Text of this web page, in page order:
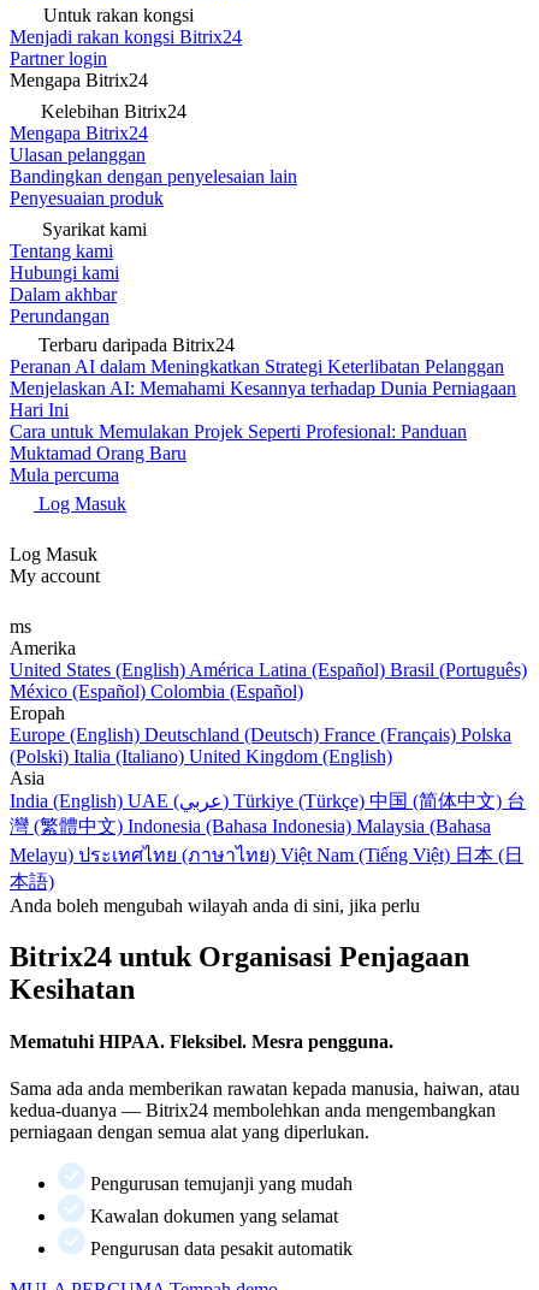
Untuk rakan kongsi
Menjadi rakan kongsi Bitrix24
Partner login
Mengapa Bitrix24
Kelebihan Bitrix24
Mengapa Bitrix24
Ulasan pelanggan
Bandingkan dengan penyelesaian lain
Penyesuaian produk
Syarikat kami
Tentang kami
Hubungi kami
Dalam akhbar
Perundangan
Terbaru daripada Bitrix24
Peranan AI dalam Meningkatkan Strategi Keterlibatan Pelanggan
Menjelaskan AI: Memahami Kesannya terhadap Dunia Perniagaan
Hari Ini
Cara untuk Memulakan Projek Seperti Profesional: Panduan
Muktamad Orang Baru
Mula percuma
Log Masuk
Log Masuk
My account
ms
Amerika
United States (English) América Latina (Español) Brasil (Português)
México (Español) Colombia (Español)
Eropah
Europe (English) Deutschland (Deutsch) France (Français) Polska
(Polski) Italia (Italiano) United Kingdom (English)
Asia
India (English)
UAE (عربي) Türkiye (Türkçe) 中国 (简体中文) 台
灣 (繁體中文) Indonesia (Bahasa Indonesia) Malaysia (Bahasa
Melayu) ประเทศไทย (ภาษาไทย) Việt Nam (Tiếng Việt) 日本 (日
本語)
Anda boleh mengubah wilayah anda di sini, jika perlu
Bitrix24 untuk Organisasi Penjagaan
Kesihatan
Mematuhi HIPAA. Fleksibel. Mesra pengguna.
Sama ada anda memberikan rawatan kepada manusia, haiwan, atau
kedua-duanya — Bitrix24 membolehkan anda mengembangkan
perniagaan dengan semua alat yang diperlukan.
Pengurusan temujanji yang mudah
Kawalan dokumen yang selamat
Pengurusan data pesakit automatik